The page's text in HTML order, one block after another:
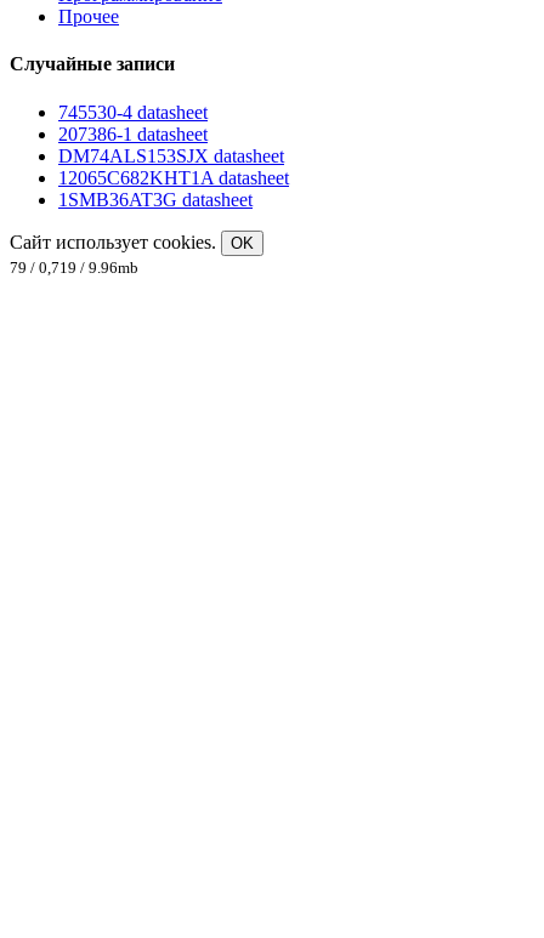
Прочее
Случайные записи
745530-4 datasheet
207386-1 datasheet
DM74ALS153SJX datasheet
12065C682KHT1A datasheet
1SMB36AT3G datasheet
Сайт использует cookies.
OK
79 / 0,719 / 9.96mb